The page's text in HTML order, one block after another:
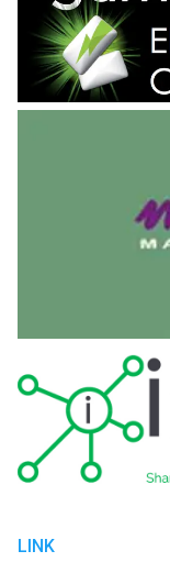
LINK